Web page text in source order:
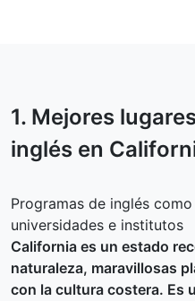
1. Mejores
inglés en
Programas de inglés
universidades e institutos
California es un estado
naturaleza, maravillosas
con la cultura costera. Es